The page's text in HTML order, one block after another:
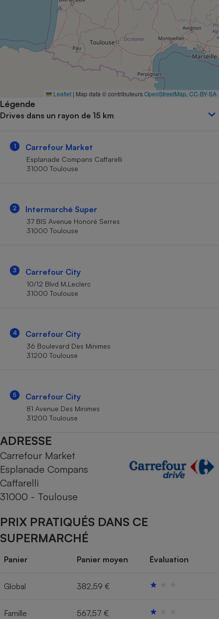
Leaflet | Map data © contributeursOpenStreetMap CC-BY-SA
Légende
Drives dans un rayon de 15 km
1 Carrefour Market
Esplanade Compans Caffarelli
31000 Toulouse
2 Intermarché Super
37 BIS Avenue Honoré Serres
31000 Toulouse
3 Carrefour City
10/12 Blvd M.Leclerc
31000 Toulouse
4 Carrefour City
36 Boulevard Des Minimes
31200 Toulouse
5 Carrefour City
81 Avenue Des Minimes
31200 Toulouse
ADRESSE
Carrefour Market
Esplanade Compans
Caffarelli
31000 - Toulouse
PRIX PRATIQUÉS DANS CE
SUPERMARCHÉ
Panier Panier moyen Évaluation
Global 382,59 €
Famille 567,57 €
Complément
alimentaire
Assurance emprunteur
Banque
Petit électroménager -
Matelas
Mutuelle